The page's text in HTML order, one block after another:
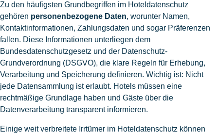
Zu den häufigsten Grundbegriffen im Hoteldatenschutz
gehören personenbezogene Daten, worunter Namen,
Kontaktinformationen, Zahlungsdaten und sogar Präferenzen
fallen. Diese Informationen unterliegen dem
Bundesdatenschutzgesetz und der Datenschutz-
Grundverordnung (DSGVO), die klare Regeln für Erhebung,
Verarbeitung und Speicherung definieren. Wichtig ist: Nicht
jede Datensammlung ist erlaubt. Hotels müssen eine
rechtmäßige Grundlage haben und Gäste über die
Datenverarbeitung transparent informieren.
Einige weit verbreitete Irrtümer im Hoteldatenschutz können